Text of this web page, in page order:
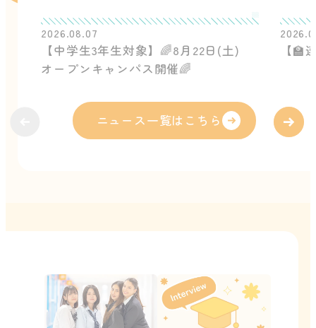
2026.08.07
【中学生3年生対象】🌈8月22日(土)
オープンキャンパス開催🌈
【🏫
ニュース一覧はこちら